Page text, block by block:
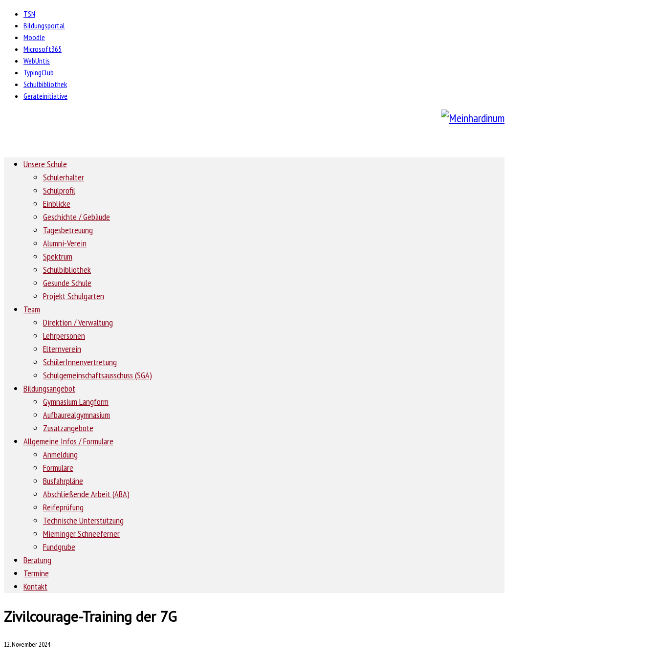
TSN
Bildungsportal
Moodle
Microsoft365
WebUntis
TypingClub
Schulbibliothek
Geräteinitiative
Unsere Schule
Schulerhalter
Schulprofil
Einblicke
Geschichte / Gebäude
Tagesbetreuung
Alumni-Verein
Spektrum
Schulbibliothek
Gesunde Schule
Projekt Schulgarten
Team
Direktion / Verwaltung
Lehrpersonen
Elternverein
SchülerInnenvertretung
Schulgemeinschaftsausschuss (SGA)
Bildungsangebot
Gymnasium Langform
Aufbaurealgymnasium
Zusatzangebote
Allgemeine Infos / Formulare
Anmeldung
Formulare
Busfahrpläne
Abschließende Arbeit (ABA)
Reifeprüfung
Technische Unterstützung
Mieminger Schneeferner
Fundgrube
Beratung
Termine
Kontakt
Zivilcourage-Training der 7G
12. November 2024